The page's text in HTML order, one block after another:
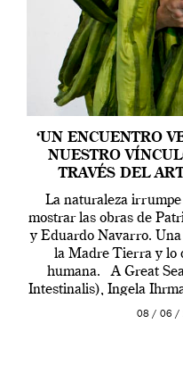
‘UN ENCUENTRO
NUESTRO
TRAVÉS DEL
La naturaleza
mostrar las obras de
y Eduardo Navarro.
la Madre Tierra y lo
humana. A Great
Intestinalis), Ingela
Madrid y
08 / 06 /